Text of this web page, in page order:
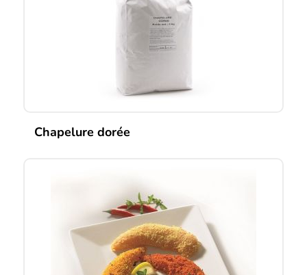
Chapelure dorée